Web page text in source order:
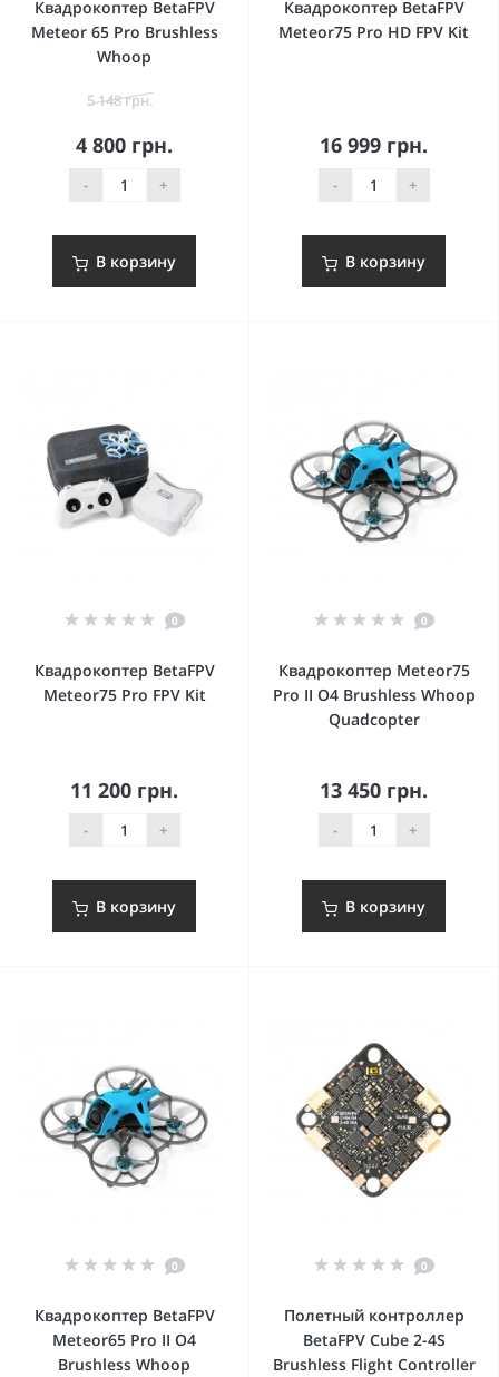
Квадрокоптер BetaFPV
Meteor 65 Pro Brushless
Whoop
5 148 грн.
4 800 грн.
- +
В корзину
Квадрокоптер BetaFPV
Meteor75 Pro HD FPV Kit
16 999 грн.
- +
В корзину
0
Квадрокоптер BetaFPV
Meteor75 Pro FPV Kit
11 200 грн.
- +
В корзину
0
Квадрокоптер Meteor75
Pro II O4 Brushless Whoop
Quadcopter
13 450 грн.
- +
В корзину
0
Квадрокоптер BetaFPV
Meteor65 Pro II O4
Brushless Whoop
0
Полетный контроллер
BetaFPV Cube 2-4S
Brushless Flight Controller